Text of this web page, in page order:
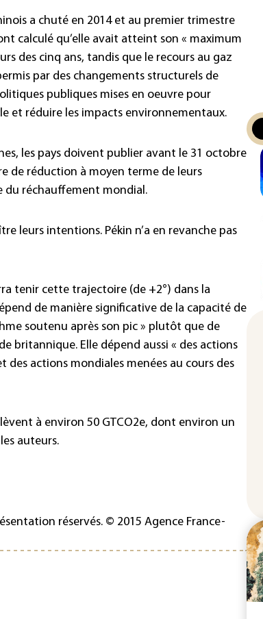
a chuté en 2014 et au premier trimestre
calculé qu’elle avait atteint son « maximum
des cinq ans, tandis que le recours au gaz
par des changements structurels de
publiques mises en oeuvre pour
et réduire les impacts environnementaux.
les pays doivent publier avant le 31 octobre
de réduction à moyen terme de leurs
du réchauffement mondial.
leurs intentions. Pékin n’a en revanche pas
tenir cette trajectoire (de +2°) dans la
de manière significative de la capacité de
soutenu après son pic » plutôt que de
britannique. Elle dépend aussi « des actions
des actions mondiales menées au cours des
à environ 50 GTCO2e, dont environ un
auteurs.
réservés. © 2015 Agence France-